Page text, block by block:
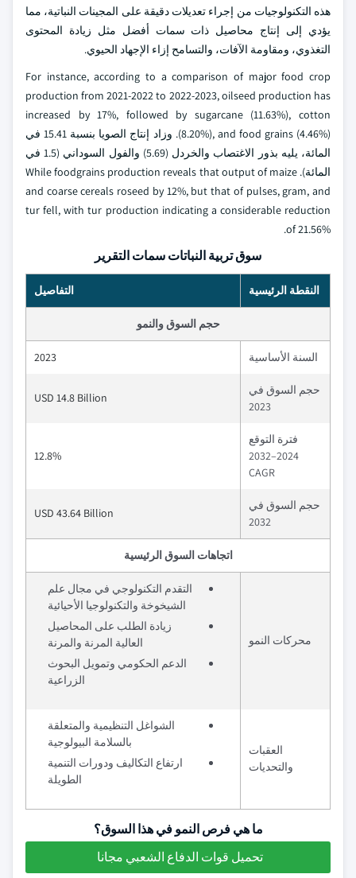
هذه التكنولوجيات من إجراء تعديلات دقيقة على المجينات النباتية، مما
يؤدي إلى إنتاج محاصيل ذات سمات أفضل مثل زيادة المحتوى
التغذوي، ومقاومة الآفات، والتسامح إزاء الإجهاد الحيوي.
For instance, according to a comparison of major food crop
production from 2021-2022 to 2022-2023, oilseed production has
increased by 17%, followed by sugarcane (11.63%), cotton
(8.20%), and food grains (4.46%). وزاد إنتاج الصويا بنسبة 15.41 في
المائة، يليه بذور الاغتصاب والخردل (5.69) والفول السوداني (1.5 في
المائة). While foodgrains production reveals that output of maize
and coarse cereals roseed by 12%, but that of pulses, gram, and
tur fell, with tur production indicating a considerable reduction
of 21.56%.
سوق تربية النباتات سمات التقرير
النقطة الرئيسية التفاصيل
حجم السوق والنمو
السنة الأساسية 2023
حجم السوق في
2023
USD 14.8 Billion
فترة التوقع
2024–2032
CAGR
12.8%
حجم السوق في
2032
USD 43.64 Billion
اتجاهات السوق الرئيسية
محركات النمو
التقدم التكنولوجي في مجال علم
الشيخوخة والتكنولوجيا الأحيائية
زيادة الطلب على المحاصيل
العالية المرنة والمرنة
الدعم الحكومي وتمويل البحوث
الزراعية
العقبات
والتحديات
الشواغل التنظيمية والمتعلقة
بالسلامة البيولوجية
ارتفاع التكاليف ودورات التنمية
الطويلة
ما هي فرص النمو في هذا السوق؟
تحميل قوات الدفاع الشعبي مجانا